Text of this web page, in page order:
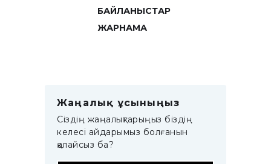
БАЙЛАНЫСТАР
ЖАРНАМА
Жаңалық ұсыныңыз
Сіздің жаңалықтарыңыз біздің
келесі айдарымыз болғанын
қалайсыз ба?